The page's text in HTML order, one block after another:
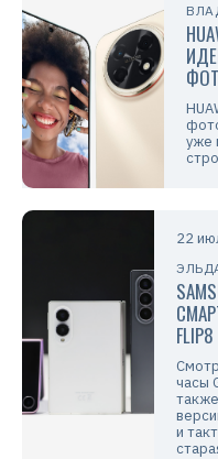
уже
22
часы
и